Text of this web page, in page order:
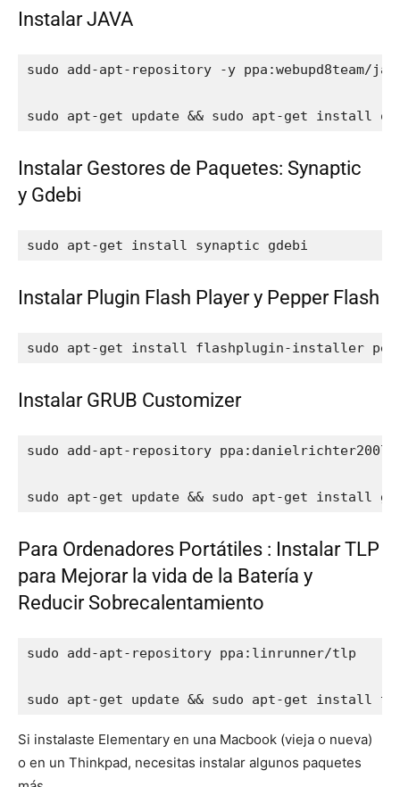
Instalar JAVA
sudo add-apt-repository -y ppa:webupd8team/
sudo apt-get update && sudo apt-get install
Instalar Gestores de Paquetes: Synaptic
y Gdebi
sudo apt-get install synaptic gdebi
Instalar Plugin Flash Player y Pepper Flash
sudo apt-get install flashplugin-installer
Instalar GRUB Customizer
sudo add-apt-repository ppa:danielrichter2007/
sudo apt-get update && sudo apt-get install
Para Ordenadores Portátiles : Instalar TLP
para Mejorar la vida de la Batería y
Reducir Sobrecalentamiento
sudo add-apt-repository ppa:linrunner/tlp
sudo apt-get update && sudo apt-get install
Si instalaste Elementary en una Macbook (vieja o nueva)
o en un Thinkpad, necesitas instalar algunos paquetes